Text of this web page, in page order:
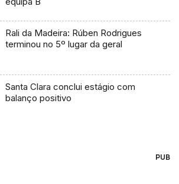
Rali da Madeira: Rúben Rodrigues
terminou no 5º lugar da geral
Santa Clara conclui estágio com
balanço positivo
PUB